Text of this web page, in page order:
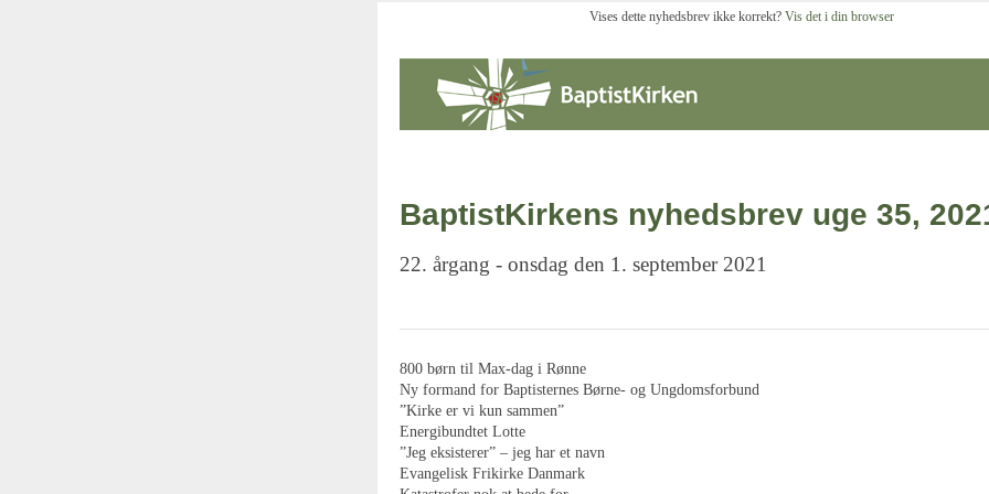
Vises dette nyhedsbrev ikke korrekt? Vis det i din browser
BaptistKirkens nyhedsbrev uge 35,
22. årgang - onsdag den 1. september 2021
800 børn til Max-dag i Rønne
Ny formand for Baptisternes Børne- og Ungdomsforbund
”Kirke er vi kun sammen”
Energibundtet Lotte
”Jeg eksisterer” – jeg har et navn
Evangelisk Frikirke Danmark